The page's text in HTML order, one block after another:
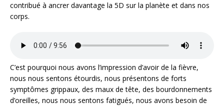
contribué à ancrer davantage la 5D sur la planète et dans nos
corps.
C’est pourquoi nous avons l’impression d’avoir de la fièvre,
nous nous sentons étourdis, nous présentons de forts
symptômes grippaux, des maux de tête, des bourdonnements
d’oreilles, nous nous sentons fatigués, nous avons besoin de